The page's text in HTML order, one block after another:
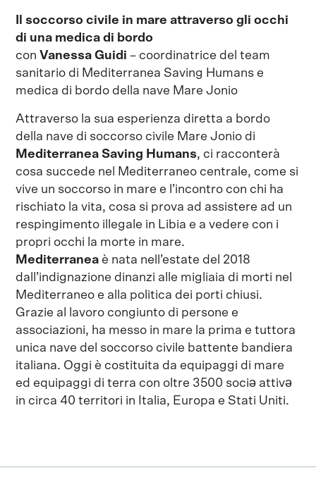
Il soccorso civile in mare attraverso gli occhi
di una medica di bordo
conVanessa Guidi– coordinatrice del team
sanitario di Mediterranea Saving Humans e
medica di bordo della nave Mare Jonio
Attraverso la sua esperienza diretta a bordo
della nave di soccorso civile Mare Jonio di
Mediterranea Saving Humans, ci racconterà
cosa succede nel Mediterraneo centrale, come si
vive un soccorso in mare e l’incontro con chi ha
rischiato la vita, cosa si prova ad assistere ad un
respingimento illegale in Libia e a vedere con i
propri occhi la morte in mare.
Mediterranea è nata nell’estate del 2018
dall’indignazione dinanzi alle migliaia di morti nel
Mediterraneo e alla politica dei porti chiusi.
Grazie al lavoro congiunto di persone e
associazioni, ha messo in mare la prima e tuttora
unica nave del soccorso civile battente bandiera
italiana. Oggi è costituita da equipaggi di mare
ed equipaggi di terra con oltre 3500 sociə attivə
in circa 40 territori in Italia, Europa e Stati Uniti.